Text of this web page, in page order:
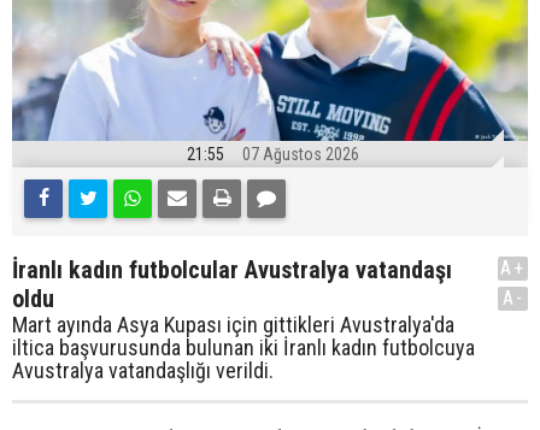
21:55 07 Ağustos 2026
İranlı kadın futbolcular Avustralya vatandaşı
oldu
Mart ayında Asya Kupası için gittikleri Avustralya'da
iltica başvurusunda bulunan iki İranlı kadın futbolcuya
Avustralya vatandaşlığı verildi.
A+
A-